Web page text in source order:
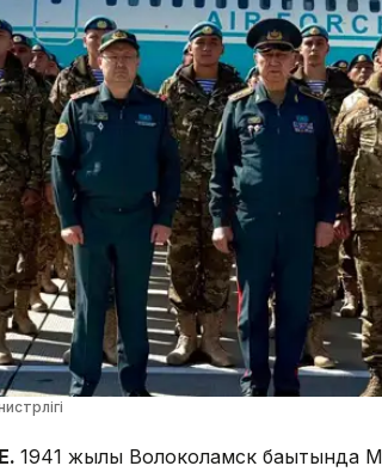
1941 жылы Волоколамск бағытында